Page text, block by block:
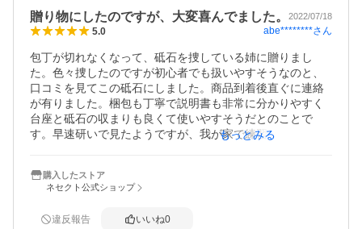
贈り物にしたのですが、大変喜んでました。 2022/07/18
5.0 abe********さん
包丁が切れなくなって、砥石を捜している姉に贈りまし
た。色々捜したのですが初心者でも扱いやすそうなのと、
口コミを見てこの砥石にしました。商品到着後直ぐに連絡
が有りました。梱包も丁寧で説明書も非常に分かりやすく
台座と砥石の収まりも良くて使いやすそうだとのことで
す。早速研いで見たようですが、我が家で練習したときの
しては上出来で以前とは見違えるように切れてるそうで
す。後はなれだと思います。研ぎ心地、迅速な配達、丁寧
もっとみる
購入したストア
ネセクト公式ショップ
違反報告 いいね0